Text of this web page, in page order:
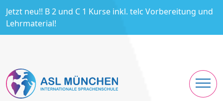
Jetzt neu!! B 2 und C 1 Kurse inkl. telc Vorbereitung und
Lehrmaterial!